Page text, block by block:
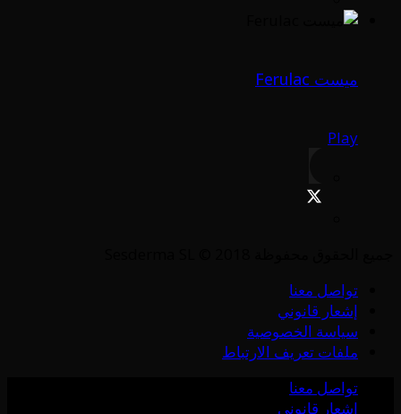
ميست Ferulac
Play
تواصل معنا
إشعار قانوني
سياسة الخصوصية
ملفات تعريف الارتباط
تواصل معنا
إشعار قانوني